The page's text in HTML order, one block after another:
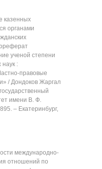
казенных
органами
ученой степени
наук :
правовые
/ Дондоков Жаргал
имени В. Ф.
‒ Екатеринбург,
международно-
отношений по